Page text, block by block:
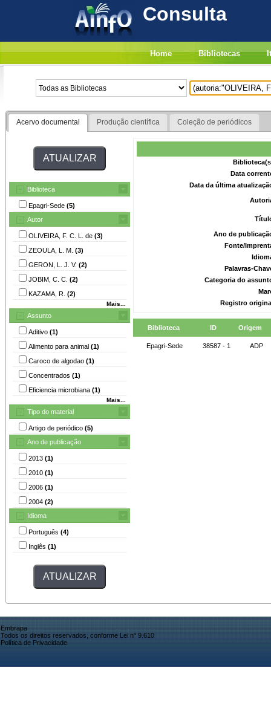
Consulta
Home Bibliotecas
Acervo documental Produção científica Coleção de periódicos
Biblioteca
Epagri-Sede (5)
Autor
OLIVEIRA, F. C. L. de (3)
ZEOULA, L. M. (3)
GERON, L. J. V. (2)
JOBIM, C. C. (2)
KAZAMA, R. (2)
Mais...
Assunto
Aditivo (1)
Alimento para animal (1)
Caroco de algodao (1)
Concentrados (1)
Eficiencia microbiana (1)
Mais...
Tipo do material
Artigo de periódico (5)
Ano de publicação
2013 (1)
2010 (1)
2006 (1)
2004 (2)
Idioma
Português (4)
Inglês (1)
Data
Data da última
Ano de
Fonte/
Palavras-
Categoria do
Registro
Biblioteca ID Origem
Epagri-Sede 38587 - 1 ADP
Embrapa
Todos os direitos reservados, conforme Lei n° 9.610
Política de Privacidade